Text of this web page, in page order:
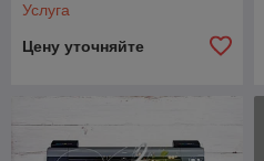
Услуга
Цену уточняйте